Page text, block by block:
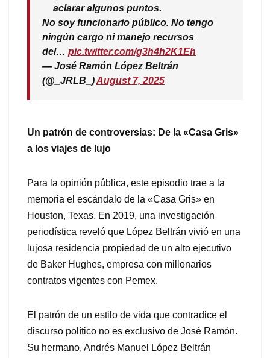
aclarar algunos puntos.
No soy funcionario público. No tengo
ningún cargo ni manejo recursos
del… pic.twitter.com/g3h4h2K1Eh
— José Ramón López Beltrán
(@_JRLB_)August 7, 2025
Un patrón de controversias: De la «Casa Gris»
a los viajes de lujo
Para la opinión pública, este episodio trae a la
memoria el escándalo de la «Casa Gris» en
Houston, Texas. En 2019, una investigación
periodística reveló que López Beltrán vivió en una
lujosa residencia propiedad de un alto ejecutivo
de Baker Hughes, empresa con millonarios
contratos vigentes con Pemex.
El patrón de un estilo de vida que contradice el
discurso político no es exclusivo de José Ramón.
Su hermano, Andrés Manuel López Beltrán